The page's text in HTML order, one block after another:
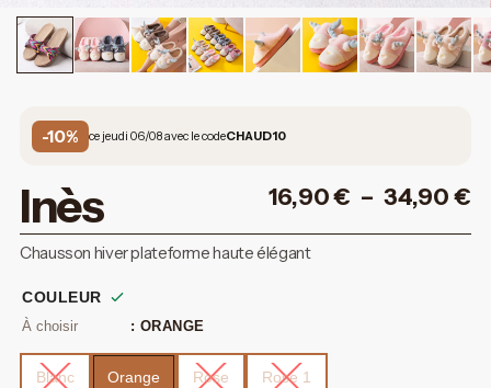
-10% ce jeudi 06/08 avec le codeCHAUD10
Inès 16,90€ – 34,90€
Chausson hiver plateforme haute élégant
COULEUR
: ORANGE
Blanc Orange Rose Rose 1